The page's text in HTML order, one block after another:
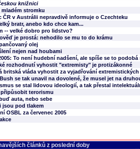
knižnici
mladém stromku
ČR v Austrálii nepravdivě informuje o Czechteku
bratr, anebo kdo chce kam...
-- velké dobro pro lidstvo?
je prostá: nehodilo se mu to do krámu
olej
nejen nad houbami
To není hudební nadšení, ale spíše se to
rozhodnutí vyhostit "extremisty" je protizákonné
britská vláda vyhostit za vyjadřování
se tak unavil na dovolené, že musel jet na
se stal lidovou ideologií, a tak přestal
připůsobit terorismu
auta, nebo sebe
jsou pod tlakem
OSBL za červenec 2005
článků z poslední doby